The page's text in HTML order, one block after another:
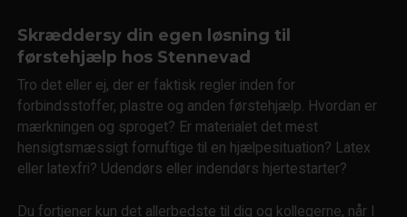
Skræddersy din egen løsning til
førstehjælp hos Stennevad
Tro det eller ej, der er faktisk regler inden for
forbindsstoffer, plastre og anden førstehjælp. Hvordan er
mærkningen og sproget? Er materialet det mest
hensigtsmæssigt fornuftige til en hjælpesituation? Latex
eller latexfri? Udendørs eller indendørs hjertestarter?
Du fortjener kun det allerbedste til dig og kollegerne, når I